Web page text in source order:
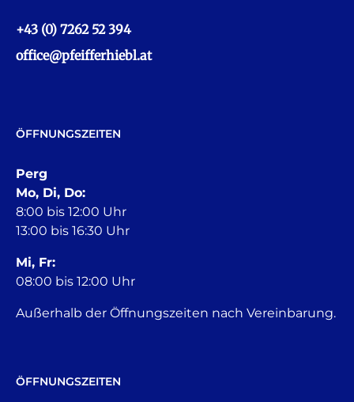
+43 (0) 7262 52 394
office@pfeifferhiebl.at
ÖFFNUNGSZEITEN
Perg
Mo, Di, Do:
8:00 bis 12:00 Uhr
13:00 bis 16:30 Uhr
Mi, Fr:
08:00 bis 12:00 Uhr
Außerhalb der Öffnungszeiten nach Vereinbarung.
ÖFFNUNGSZEITEN